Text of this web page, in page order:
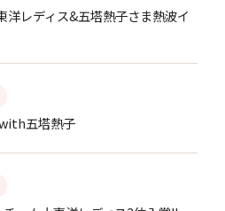
レディス&五塔熱子さま熱波イ
五塔熱子